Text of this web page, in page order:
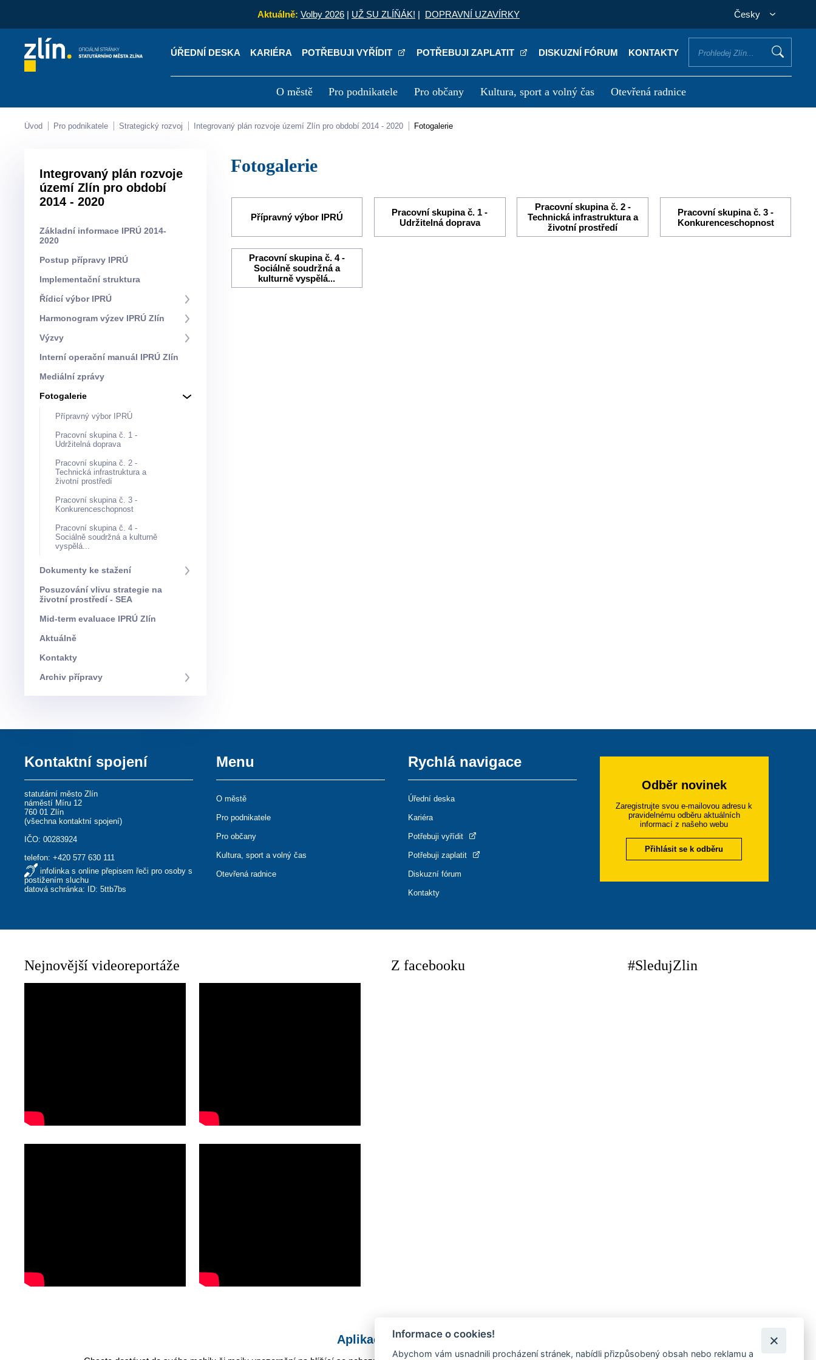
Aktuálně: Volby 2026 | UŽ SU ZLÍŇÁK! | DOPRAVNÍ UZAVÍRKY Česky
ÚŘEDNÍ DESKA KARIÉRA POTŘEBUJI VYŘÍDIT POTŘEBUJI ZAPLATIT DISKUZNÍ FÓRUM KONTAKTY
O městě Pro podnikatele Pro občany Kultura, sport a volný čas Otevřená radnice
Kontakty Úřední deska Kariéra
Úvod Pro podnikatele Strategický rozvoj Integrovaný plán rozvoje území Zlín pro období 2014 - 2020 Fotogalerie
Integrovaný plán rozvoje
území Zlín pro období
2014 - 2020
Základní informace IPRÚ 2014-
2020
Postup přípravy IPRÚ
Implementační struktura
Řídicí výbor IPRÚ
Harmonogram výzev IPRÚ Zlín
Výzvy
Interní operační manuál IPRÚ Zlín
Mediální zprávy
Fotogalerie
Přípravný výbor IPRÚ
Pracovní skupina č. 1 -
Udržitelná doprava
Pracovní skupina č. 2 -
Technická infrastruktura a
životní prostředí
Pracovní skupina č. 3 -
Konkurenceschopnost
Pracovní skupina č. 4 -
Sociálně soudržná a kulturně
vyspělá...
Dokumenty ke stažení
Posuzování vlivu strategie na
životní prostředí - SEA
Mid-term evaluace IPRÚ Zlín
Aktuálně
Kontakty
Archiv přípravy
Fotogalerie
Přípravný výbor IPRÚ
Pracovní skupina č. 1 -
Udržitelná doprava
Pracovní skupina č. 2 -
Technická infrastruktura a
životní prostředí
Pracovní skupina č. 3 -
Konkurenceschopnost
Pracovní skupina č. 4 -
Sociálně soudržná a
kulturně vyspělá...
Kontaktní spojení
statutární město Zlín
náměstí Míru 12
760 01 Zlín
(všechna kontaktní spojení)
IČO: 00283924
telefon:+420 577 630 111
infolinka s online přepisem řeči pro osoby s
postižením sluchu
datová schránka: ID: 5ttb7bs
Menu
O městě
Pro podnikatele
Pro občany
Kultura, sport a volný čas
Otevřená radnice
Rychlá navigace
Úřední deska
Kariéra
Potřebuji vyřídit
Potřebuji zaplatit
Diskuzní fórum
Kontakty
Odběr novinek
Zaregistrujte svou e-mailovou adresu k
pravidelnému odběru aktuálních
informací z našeho webu
Přihlásit se k odběru
Nejnovější videoreportáže Z facebooku #SledujZlin
Aplikace Mobilní rozhlas
Informace o cookies!
Abychom vám usnadnili procházení stránek, nabídli přizpůsobený obsah nebo reklamu a